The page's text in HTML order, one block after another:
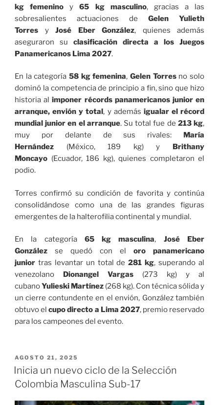
kg femenino y65 kg masculino, gracias a las
sobresalientes actuaciones de Gelen Yulieth
Torres y José Eber González, quienes además
aseguraron su clasificación directa a los Juegos
Panamericanos Lima 2027.
En la categoría 58 kg femenina,Gelen Torresno solo
dominó la competencia de principio a fin, sino que hizo
historia alimponer récords panamericanos junior en
arranque, envión y total, y además igualar el récord
mundial junior en el arranque. Su total fue de 213 kg,
muy por delante de sus rivales: María
Hernández (México, 189 kg) y Brithany
Moncayo (Ecuador, 186 kg), quienes completaron el
podio.
Torres confirmó su condición de favorita y continúa
consolidándose como una de las grandes figuras
emergentes de la halterofilia continental y mundial.
En la categoría 65 kg masculina, José Eber
González se quedó con el oro panamericano
junior tras levantar un total de281 kg, superando al
venezolano Dionangel Vargas (273 kg) y al
cubanoYulieski Martínez (268 kg). Con técnica sólida y
un cierre contundente en el envión, González también
obtuvo elcupo directo a Lima 2027, premio reservado
para los campeones del evento.
PUBLICADO
EL
AGOSTO 21, 2025
Inicia un nuevo ciclo de la Selección
Colombia Masculina Sub-17